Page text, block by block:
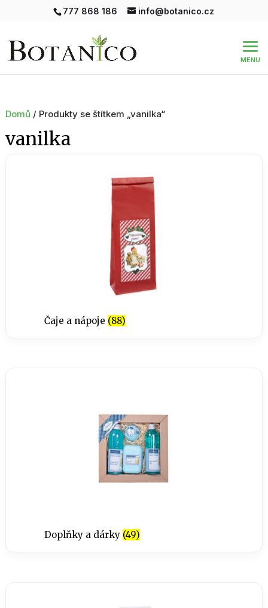
777 868 186 info@botanico.cz
Domů / Produkty se štítkem „vanilka“
vanilka
Čaje a nápoje (88)
Doplňky a dárky (49)